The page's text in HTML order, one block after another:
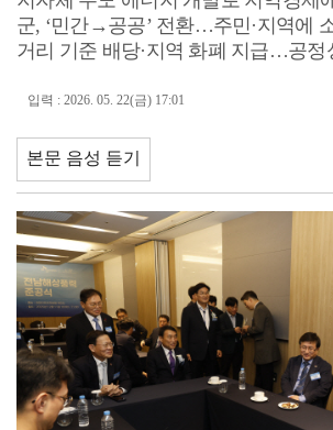
전남 학생교육수당 ‘부정 사용’ 관리 강화
군, ‘민간→공공’ 전환…주민·지역에
거리 기준 배당·지역 화폐 지급…공정
입력 : 2026. 05. 22(금) 17:01
본문 음성 듣기